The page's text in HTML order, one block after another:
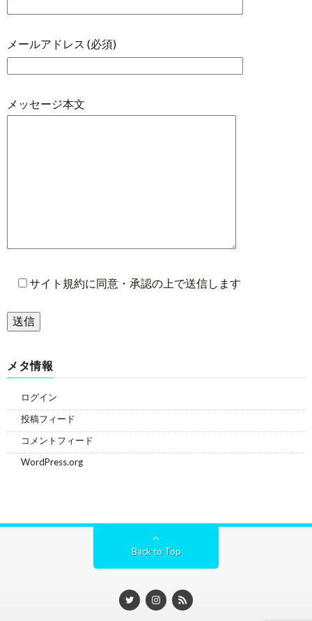
メールアドレス (必須)
メッセージ本文
サイト規約に同意・承認の上で送信します
メタ情報
ログイン
投稿フィード
コメントフィード
WordPress.org
Back to Top